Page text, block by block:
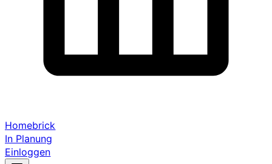
Homebrick
In Planung
Einloggen